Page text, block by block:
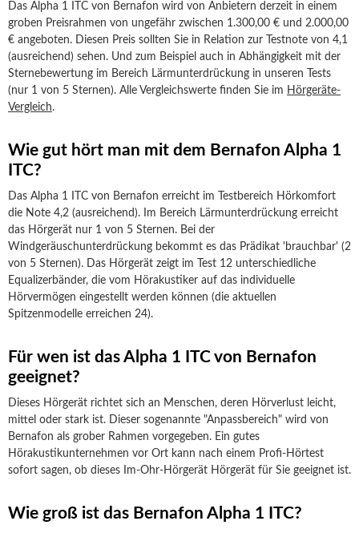
Das Alpha 1 ITC von Bernafon wird von Anbietern derzeit in einem
groben Preisrahmen von ungefähr zwischen 1.300,00 € und 2.000,00
€ angeboten. Diesen Preis sollten Sie in Relation zur Testnote von 4,1
(ausreichend) sehen. Und zum Beispiel auch in Abhängigkeit mit der
Sternebewertung im Bereich Lärmunterdrückung in unseren Tests
(nur 1 von 5 Sternen). Alle Vergleichswerte finden Sie im Hörgeräte-
Vergleich.
Wie gut hört man mit dem Bernafon Alpha 1
ITC?
Das Alpha 1 ITC von Bernafon erreicht im Testbereich Hörkomfort
die Note 4,2 (ausreichend). Im Bereich Lärmunterdrückung erreicht
das Hörgerät nur 1 von 5 Sternen. Bei der
Windgeräuschunterdrückung bekommt es das Prädikat 'brauchbar' (2
von 5 Sternen). Das Hörgerät zeigt im Test 12 unterschiedliche
Equalizerbänder, die vom Hörakustiker auf das individuelle
Hörvermögen eingestellt werden können (die aktuellen
Spitzenmodelle erreichen 24).
Für wen ist das Alpha 1 ITC von Bernafon
geeignet?
Dieses Hörgerät richtet sich an Menschen, deren Hörverlust leicht,
mittel oder stark ist. Dieser sogenannte "Anpassbereich" wird von
Bernafon als grober Rahmen vorgegeben. Ein gutes
Hörakustikunternehmen vor Ort kann nach einem Profi-Hörtest
sofort sagen, ob dieses Im-Ohr-Hörgerät Hörgerät für Sie geeignet ist.
Wie groß ist das Bernafon Alpha 1 ITC?